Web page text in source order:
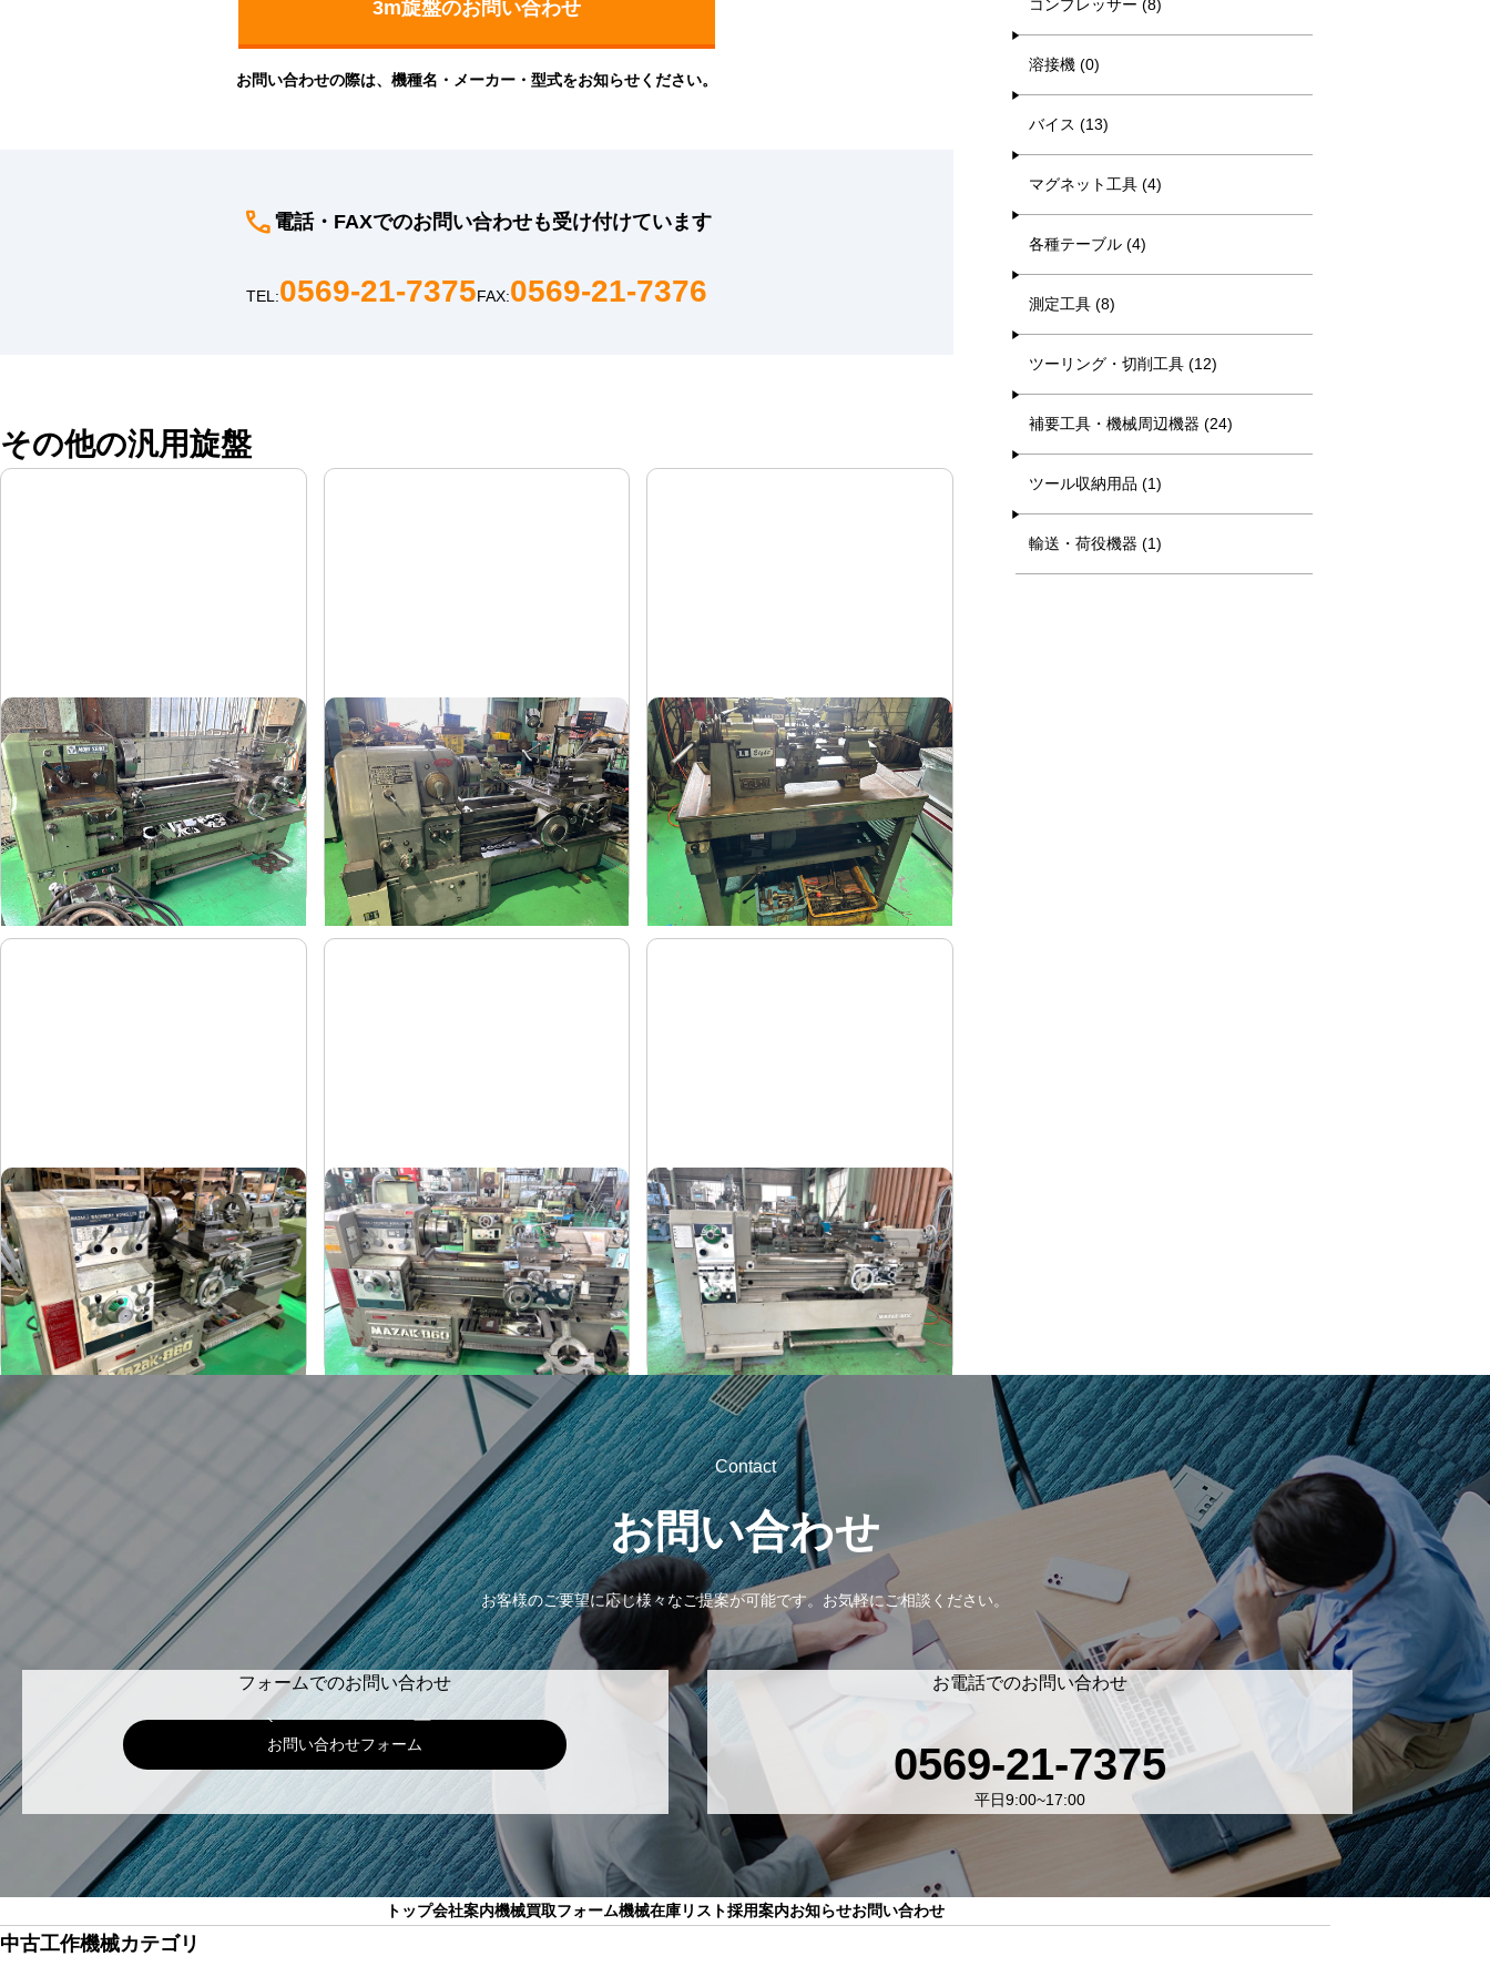
お問い合わせの際は、機種名・メーカー・型式をお知らせください。
電話・FAXでのお問い合わせも受け付けています
TEL:0569-21-7375FAX:0569-21-7376
その他の汎用旋盤
8尺旋盤
メーカー 森精機
形 式MS-1250
年 式-
6尺旋盤
メーカー オークマ
式LS-800
年 式1986
卓上旋盤
メーカー エグロ
形 式 LB8-4B
年 式1973
6尺旋盤
メーカー マザック
形 式MK-860S
式1989
6尺旋盤
メーカー マザック
形 式MK-860S
年 式1989
7尺旋盤
メーカー 山崎
形 式MAZAK-ACE-1000
年 式1976
コンプレッサー (8)
溶接機 (0)
バイス (13)
マグネット工具 (4)
各種テーブル (4)
測定工具 (8)
ツーリング・切削工具 (12)
補要工具・機械周辺機器 (24)
ツール収納用品 (1)
輸送・荷役機器 (1)
Contact
お問い合わせ
お客様のご要望に応じ様々なご提案が可能です。 お気軽にご相談ください。
フォームでのお問い合わせ
お問い合わせフォーム
お電話でのお問い合わせ
0569-21-7375
平日9:00~17:00
トップ会社案内機械買取フォーム機械在庫リスト採用案内お知らせお問い合わせ
中古工作機械カテゴリ